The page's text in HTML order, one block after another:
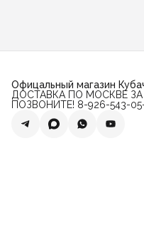
Офицальный магазин
ДОСТАВКА ПО МОСКВЕ ЗА
ПОЗВОНИТЕ! 8-926-543-